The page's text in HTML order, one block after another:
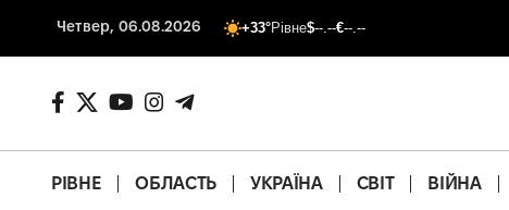
Четвер, 06.08.2026 +33°Рівне$--.--€--.--
РІВНЕ ОБЛАСТЬ УКРАЇНА СВІТ ВІЙНА